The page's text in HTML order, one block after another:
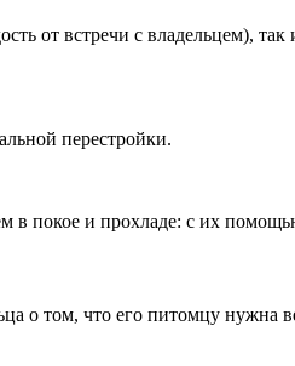
встречи с владельцем), так
перестройки.
покое и прохладе: с их
о том, что его питомцу